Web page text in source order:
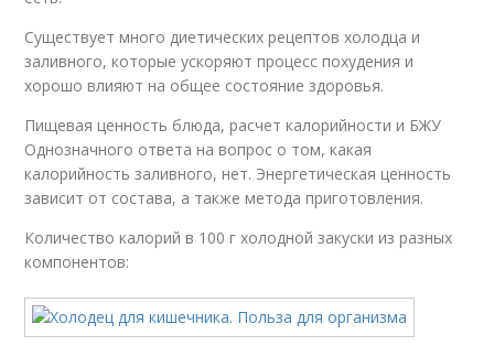
Существует много диетических рецептов холодца и
заливного, которые ускоряют процесс похудения и
хорошо влияют на общее состояние здоровья.
Пищевая ценность блюда, расчет калорийности и БЖУ
Однозначного ответа на вопрос о том, какая
калорийность заливного, нет. Энергетическая ценность
зависит от состава, а также метода приготовления.
Количество калорий в 100 г холодной закуски из разных
компонентов: